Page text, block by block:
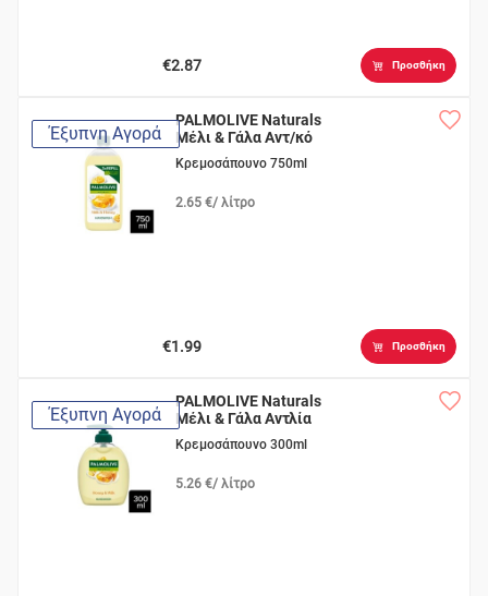
€2.87 Προσθήκη
Έξυπνη Αγορά
PALMOLIVE Naturals
Μέλι & Γάλα Αντ/κό
Κρεμοσάπουνο 750ml
2.65 €/ λίτρο
€1.99 Προσθήκη
Έξυπνη Αγορά
PALMOLIVE Naturals
Μέλι & Γάλα Αντλία
Κρεμοσάπουνο 300ml
5.26 €/ λίτρο